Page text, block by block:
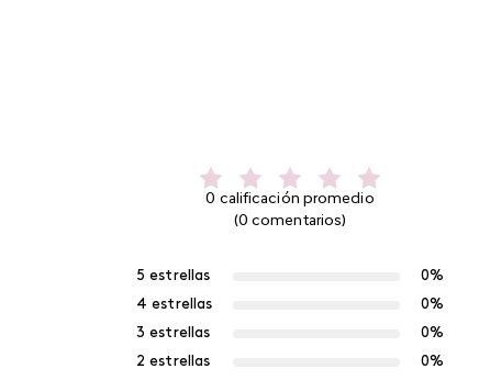
0 calificación promedio
(0 comentarios)
5 estrellas
0%
4 estrellas
0%
3 estrellas
0%
2 estrellas
0%